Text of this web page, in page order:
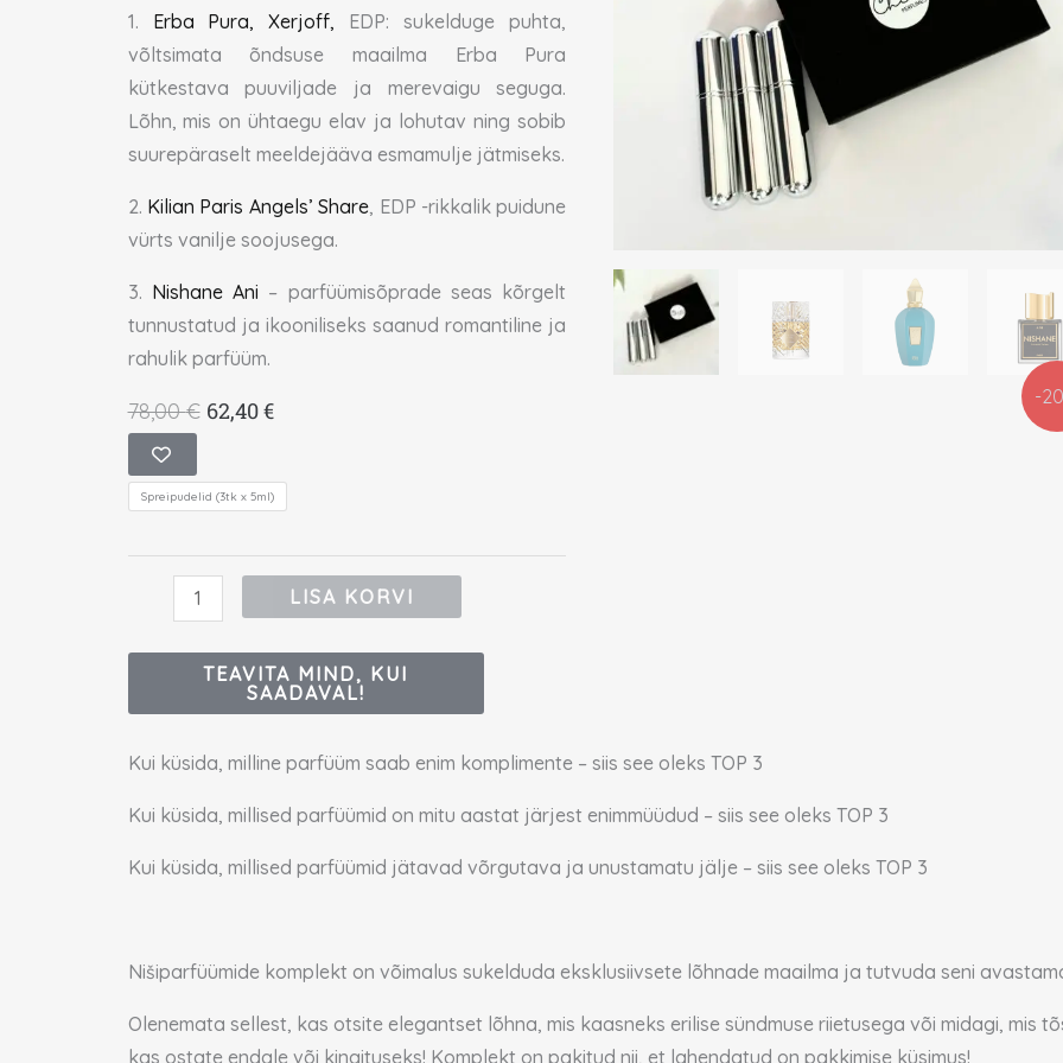
1. Erba Pura, Xerjoff, EDP: sukelduge puhta,
võltsimata õndsuse maailma Erba Pura
kütkestava puuviljade ja merevaigu seguga.
Lõhn, mis on ühtaegu elav ja lohutav ning sobib
suurepäraselt meeldejääva esmamulje jätmiseks.
2. Kilian Paris Angels’ Share, EDP -rikkalik puidune
vürts vanilje soojusega.
3. Nishane Ani – parfüümisõprade seas kõrgelt
tunnustatud ja ikooniliseks saanud romantiline ja
rahulik parfüüm.
78,00€ Algne
78,00 €.
62,40€Praegune
62,40 €.
Spreipudelid (3tk x 5ml)
Lõhnakomplekt
"Top
3"
kogus
LISA KORVI
TEAVITA MIND, KUI
SAADAVAL!
-
Kui küsida, milline parfüüm saab enim komplimente – siis see oleks TOP 3
Kui küsida, millised parfüümid on mitu aastat järjest enimmüüdud – siis see oleks TOP 3
Kui küsida, millised parfüümid jätavad võrgutava ja unustamatu jälje – siis see oleks TOP 3
Nišiparfüümide komplekt on võimalus sukelduda eksklusiivsete lõhnade maailma ja tutvuda seni
Olenemata sellest, kas otsite elegantset lõhna, mis kaasneks erilise sündmuse riietusega või midagi, mis
kas ostate endale või kingituseks! Komplekt on pakitud nii, et lahendatud on pakkimise küsimus!